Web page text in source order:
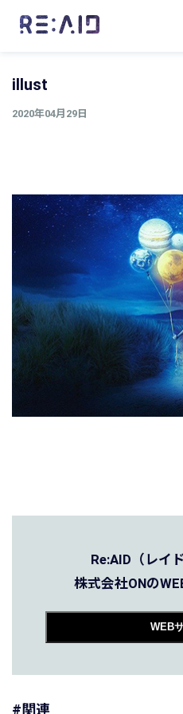
illust
2020年04月29日
Re:AID（レイ
株式会社ONの
WEB
#関連